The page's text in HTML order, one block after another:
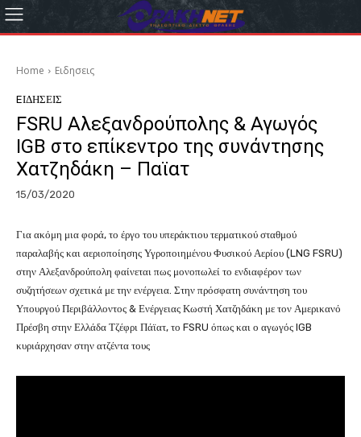
Home Eιδησεις
EΙΔΗΣΕΙΣ
FSRU Αλεξανδρούπολης & Αγωγός
IGB στο επίκεντρο της συνάντησης
Χατζηδάκη – Παϊατ
15/03/2020
Για ακόμη μια φορά, το έργο του υπεράκτιου τερματικού σταθμού
παραλαβής και αεριοποίησης Υγροποιημένου Φυσικού Αερίου (LNG FSRU)
στην Αλεξανδρούπολη φαίνεται πως μονοπωλεί το ενδιαφέρον των
συζητήσεων σχετικά με την ενέργεια. Στην πρόσφατη συνάντηση του
Υπουργού Περιβάλλοντος & Ενέργειας Κωστή Χατζηδάκη με τον Αμερικανό
Πρέσβη στην Ελλάδα Τζέφρι Πάϊατ, το FSRU όπως και ο αγωγός IGB
κυριάρχησαν στην ατζέντα τους